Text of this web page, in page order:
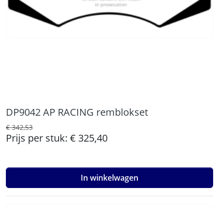
DP9042 AP RACING remblokset
€ 342,53
Prijs per stuk: € 325,40
In winkelwagen